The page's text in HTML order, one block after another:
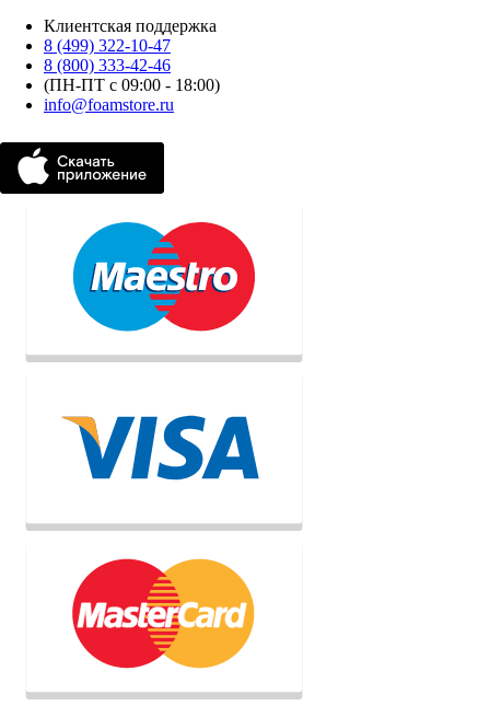
Клиентская поддержка
8 (499) 322-10-47
8 (800) 333-42-46
(ПН-ПТ с 09:00 - 18:00)
info@foamstore.ru